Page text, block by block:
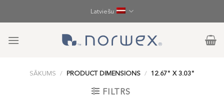
Latviešu
SĀKUMS / PRODUCT DIMENSIONS / 12.67" X 3.03"
FILTRS